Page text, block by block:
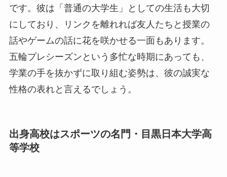
です。彼は「普通の大学生」としての生活も大切
にしており、リンクを離れれば友人たちと授業の
話やゲームの話に花を咲かせる一面もあります。
五輪プレシーズンという多忙な時期にあっても、
学業の手を抜かずに取り組む姿勢は、彼の誠実な
性格の表れと言えるでしょう。
出身高校はスポーツの名門・目黒日本大学高
等学校